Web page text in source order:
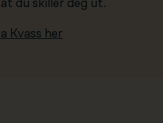
du skiller deg ut.
Kvass her